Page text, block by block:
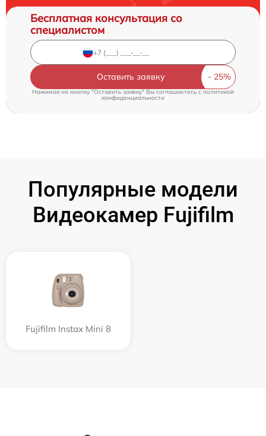
Бесплатная консультация со
специалистом
Оставить заявку
Нажимая на кнопку "Оставить заявку" Вы соглашаетесь c политикой
конфиденциальности
Популярные модели
Видеокамер Fujifilm
Fujifilm Instax Mini 8